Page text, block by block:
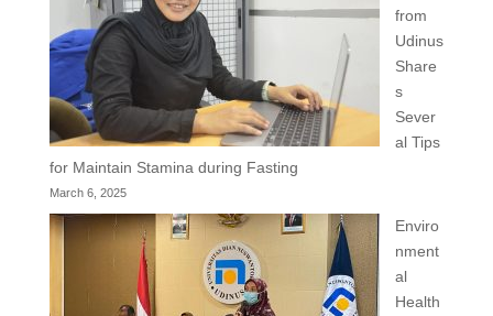
from
Udinus
Share
s
Sever
al Tips
for Maintain Stamina during Fasting
March 6, 2025
Enviro
nment
al
Health